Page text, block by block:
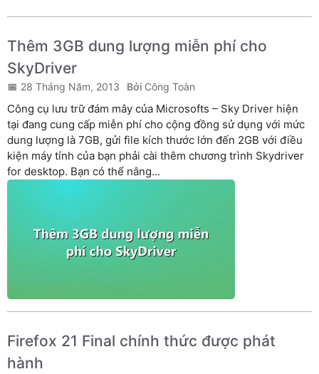
Thêm 3GB dung lượng miễn phí cho
SkyDriver
28 Tháng Năm, 2013 Công Toàn
Công cụ lưu trữ đám mây của Microsofts – Sky Driver hiện
tại đang cung cấp miễn phí cho cộng đồng sử dụng với mức
dung lượng là 7GB, gửi file kích thước lớn đến 2GB với điều
kiện máy tính của bạn phải cài thêm chương trình Skydriver
for desktop. Bạn có thể nâng...
Firefox 21 Final chính thức được phát
hành